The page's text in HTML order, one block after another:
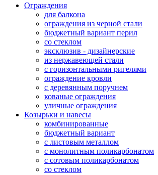
Ограждения
для балкона
ограждения из черной стали
бюджетный вариант перил
со стеклом
эксклюзив - дизайнерские
из нержавеющей стали
с горизонтальными ригелями
ограждение кровли
с деревянным поручнем
кованые ограждения
уличные ограждения
Козырьки и навесы
комбинированные
бюджетный вариант
с листовым металлом
с монолитным поликарбонатом
с сотовым поликарбонатом
со стеклом